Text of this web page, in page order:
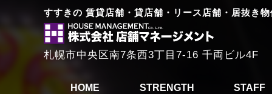
すすきの 賃貸店舗・貸店舗・リース店舗・居抜き
札幌市中央区南7条西3丁目7-16 千両ビル4F
HOME STRENGTH STAFF